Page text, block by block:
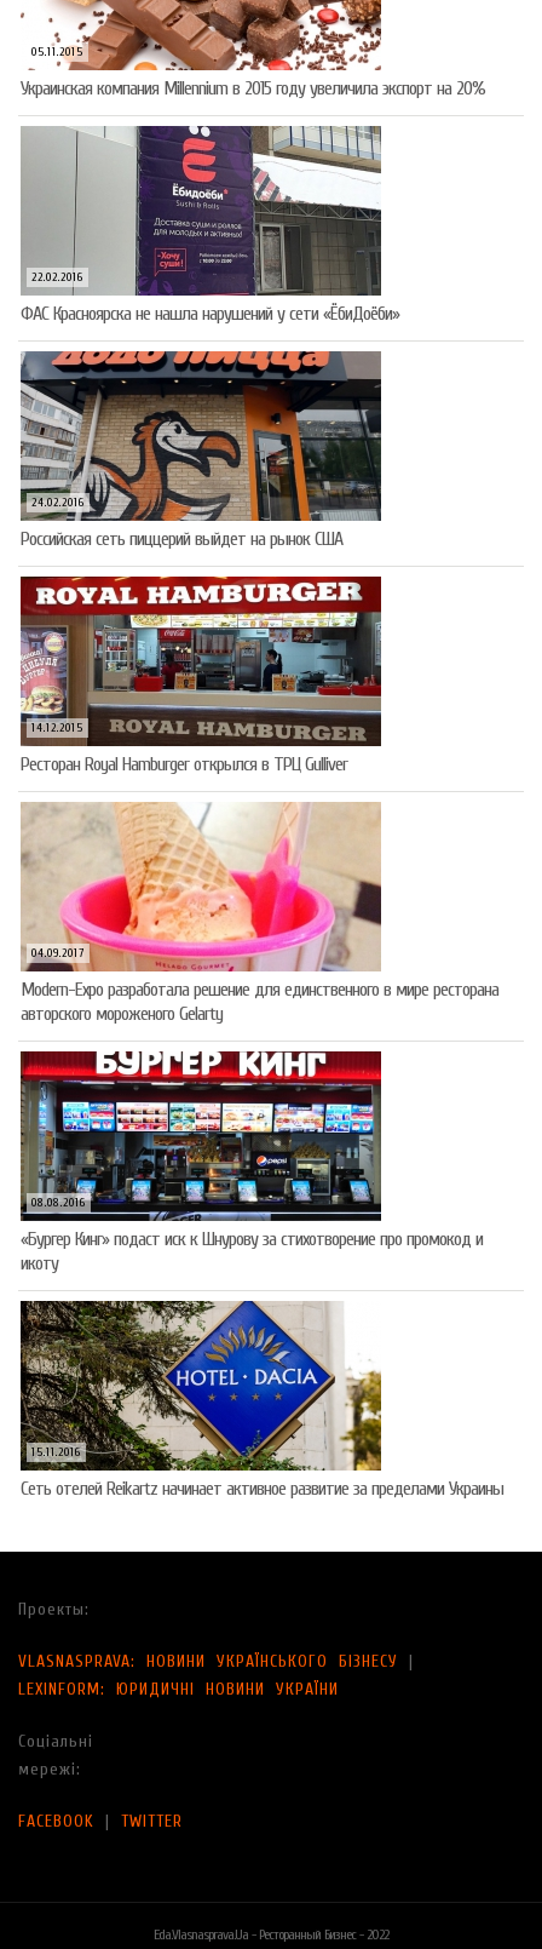
05.11.2015
Украинская компания Millennium в 2015 году увеличила экспорт на 20%
22.02.2016
ФАС Красноярска не нашла нарушений у сети «ЁбиДоёби»
24.02.2016
Российская сеть пиццерий выйдет на рынок США
14.12.2015
Ресторан Royal Hamburger открылся в ТРЦ Gulliver
04.09.2017
Modern-Expo разработала решение для единственного в мире ресторана
авторского мороженого Gelarty
08.08.2016
«Бургер Кинг» подаст иск к Шнурову за стихотворение про промокод и
икоту
15.11.2016
Сеть отелей Reikartz начинает активное развитие за пределами Украины
Проекты:
VLASNASPRAVA: НОВИНИ УКРАЇНСЬКОГО БІЗНЕСУ |
LEXINFORM: ЮРИДИЧНІ НОВИНИ УКРАЇНИ
Соціальні
мережі:
FACEBOOK | TWITTER
Eda.vlasnasprava.ua - Ресторанный Бизнес - 2022